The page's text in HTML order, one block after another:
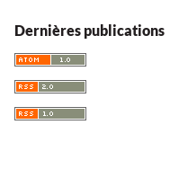
Dernières publications